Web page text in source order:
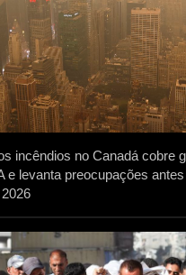
incêndios no Canadá cobre
e levanta preocupações